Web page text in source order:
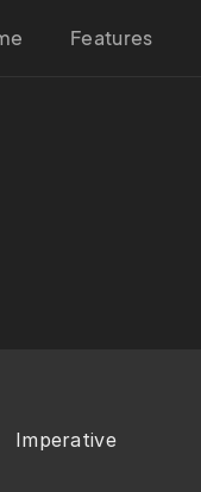
Features
Imperative